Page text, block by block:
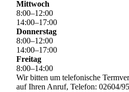
Mittwoch
8:00–12:00
14:00–17:00
Donnerstag
8:00–12:00
14:00–17:00
Freitag
8:00–14:00
Wir bitten um telefonische
auf Ihren Anruf, Telefon: 02604/